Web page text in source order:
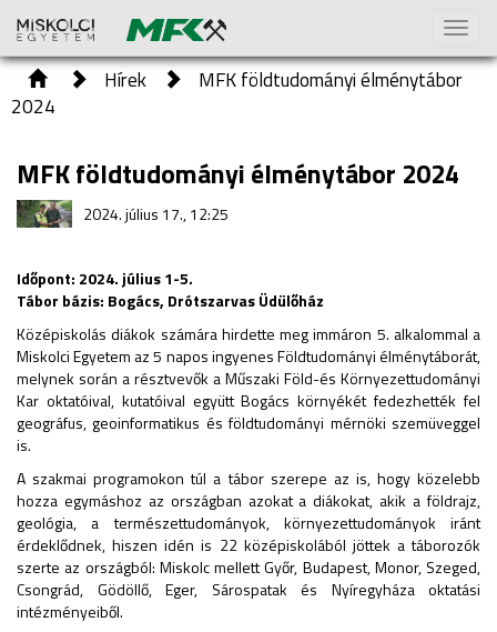
Toggle
Hírek
MFK földtudományi élménytábor
2024
MFK földtudományi élménytábor 2024
2024. július 17., 12:25
Időpont: 2024. július 1-5.
Tábor bázis: Bogács, Drótszarvas Üdülőház
Középiskolás diákok számára hirdette meg immáron 5. alkalommal a
Miskolci Egyetem az 5 napos ingyenes Földtudományi élménytáborát,
melynek során a résztvevők a Műszaki Föld-és Környezettudományi
Kar oktatóival, kutatóival együtt Bogács környékét fedezhették fel
geográfus, geoinformatikus és földtudományi mérnöki szemüveggel
is.
A szakmai programokon túl a tábor szerepe az is, hogy közelebb
hozza egymáshoz az országban azokat a diákokat, akik a földrajz,
geológia, a természettudományok, környezettudományok iránt
érdeklődnek, hiszen idén is 22 középiskolából jöttek a táborozók
szerte az országból: Miskolc mellett Győr, Budapest, Monor, Szeged,
Csongrád, Gödöllő, Eger, Sárospatak és Nyíregyháza oktatási
intézményeiből.